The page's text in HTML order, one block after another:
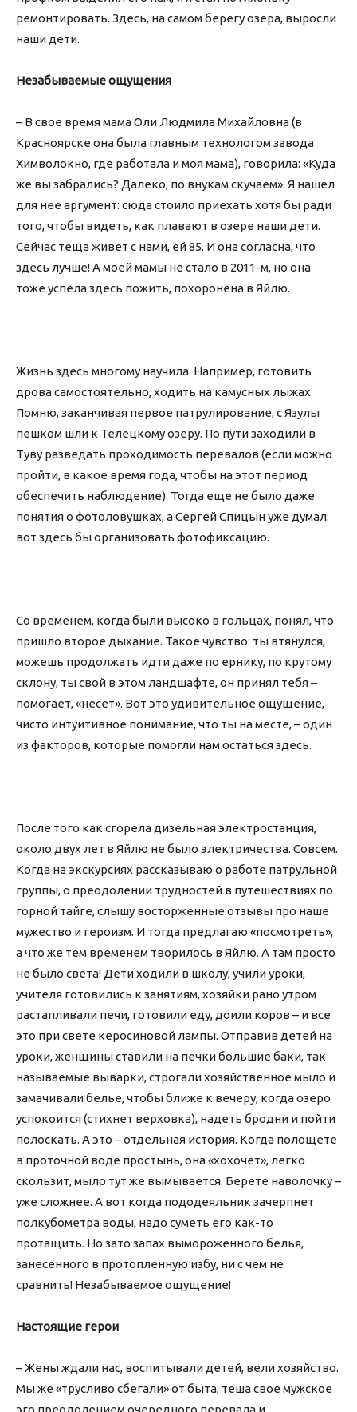
ремонтировать. Здесь, на самом берегу озера, выросли
наши дети.
Незабываемые ощущения
– В свое время мама Оли Людмила Михайловна (в
Красноярске она была главным технологом завода
Химволокно, где работала и моя мама), говорила: «Куда
же вы забрались? Далеко, по внукам скучаем». Я нашел
для нее аргумент: сюда стоило приехать хотя бы ради
того, чтобы видеть, как плавают в озере наши дети.
Сейчас теща живет с нами, ей 85. И она согласна, что
здесь лучше! А моей мамы не стало в 2011-м, но она
тоже успела здесь пожить, похоронена в Яйлю.
Жизнь здесь многому научила. Например, готовить
дрова самостоятельно, ходить на камусных лыжах.
Помню, заканчивая первое патрулирование, с Язулы
пешком шли к Телецкому озеру. По пути заходили в
Туву разведать проходимость перевалов (если можно
пройти, в какое время года, чтобы на этот период
обеспечить наблюдение). Тогда еще не было даже
понятия о фотоловушках, а Сергей Спицын уже думал:
вот здесь бы организовать фотофиксацию.
Со временем, когда были высоко в гольцах, понял, что
пришло второе дыхание. Такое чувство: ты втянулся,
можешь продолжать идти даже по ернику, по крутому
склону, ты свой в этом ландшафте, он принял тебя –
помогает, «несет». Вот это удивительное ощущение,
чисто интуитивное понимание, что ты на месте, – один
из факторов, которые помогли нам остаться здесь.
После того как сгорела дизельная электростанция,
около двух лет в Яйлю не было электричества. Совсем.
Когда на экскурсиях рассказываю о работе патрульной
группы, о преодолении трудностей в путешествиях по
горной тайге, слышу восторженные отзывы про наше
мужество и героизм. И тогда предлагаю «посмотреть»,
а что же тем временем творилось в Яйлю. А там просто
не было света! Дети ходили в школу, учили уроки,
учителя готовились к занятиям, хозяйки рано утром
растапливали печи, готовили еду, доили коров – и все
это при свете керосиновой лампы. Отправив детей на
уроки, женщины ставили на печки большие баки, так
называемые выварки, строгали хозяйственное мыло и
замачивали белье, чтобы ближе к вечеру, когда озеро
успокоится (стихнет верховка), надеть бродни и пойти
полоскать. А это – отдельная история. Когда полощете
в проточной воде простынь, она «хохочет», легко
скользит, мыло тут же вымывается. Берете наволочку –
уже сложнее. А вот когда пододеяльник зачерпнет
полкубометра воды, надо суметь его как-то
протащить. Но зато запах вымороженного белья,
занесенного в протопленную избу, ни с чем не
сравнить! Незабываемое ощущение!
Настоящие герои
– Жены ждали нас, воспитывали детей, вели хозяйство.
Мы же «трусливо сбегали» от быта, теша свое мужское